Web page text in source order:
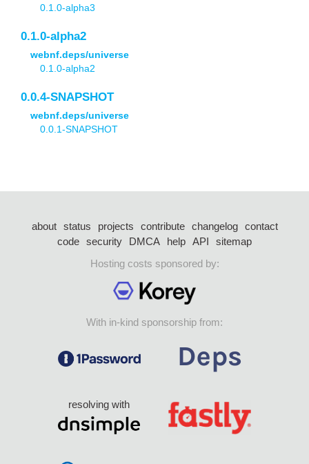
0.1.0-alpha3
0.1.0-alpha2
webnf.deps/universe
0.1.0-alpha2
0.0.4-SNAPSHOT
webnf.deps/universe
0.0.1-SNAPSHOT
about status projects contribute changelog
contact
code security DMCA help API
sitemap
Hosting costs sponsored by:
With in-kind sponsorship from:
resolving with